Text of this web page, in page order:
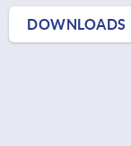
DOWNLOADS